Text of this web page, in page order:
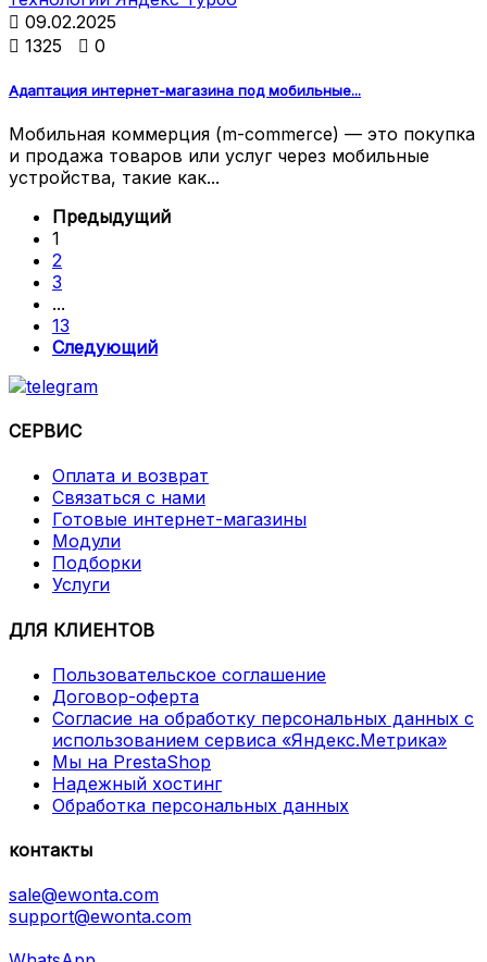
 09.02.2025
 1325  0
Адаптация интернет-магазина под мобильные...
Мобильная коммерция (m-commerce) — это покупка
и продажа товаров или услуг через мобильные
устройства, такие как...
Предыдущий
1
2
3
...
13
Следующий
СЕРВИС
Оплата и возврат
Связаться с нами
Готовые интернет-магазины
Модули
Подборки
Услуги
ДЛЯ КЛИЕНТОВ
Пользовательское соглашение
Договор-оферта
Согласие на обработку персональных данных с
использованием сервиса «Яндекс.Метрика»
Мы на PrestaShop
Надежный хостинг
Обработка персональных данных
контакты
sale@ewonta.com
support@ewonta.com